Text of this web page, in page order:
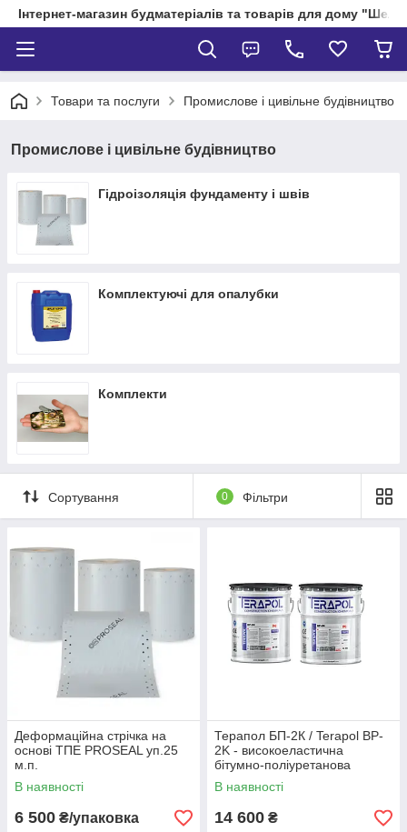
Інтернет-магазин будматеріалів та товарів для дому
Товари та послуги Промислове і цивільне будівництво
Промислове і цивільне будівництво
Гідроізоляція фундаменту і швів
Комплектуючі для опалубки
Комплекти
Сортування 0 Фільтри
Деформаційна стрічка на
основі ТПЕ PROSEAL уп.25
м.п.
В наявності
6 500 ₴/упаковка
Терапол БП-2К / Terapol BP-
2K - високоеластична
бітумно-поліуретанова
гідроізоляція (к-т 40 кг)
В наявності
14 600 ₴